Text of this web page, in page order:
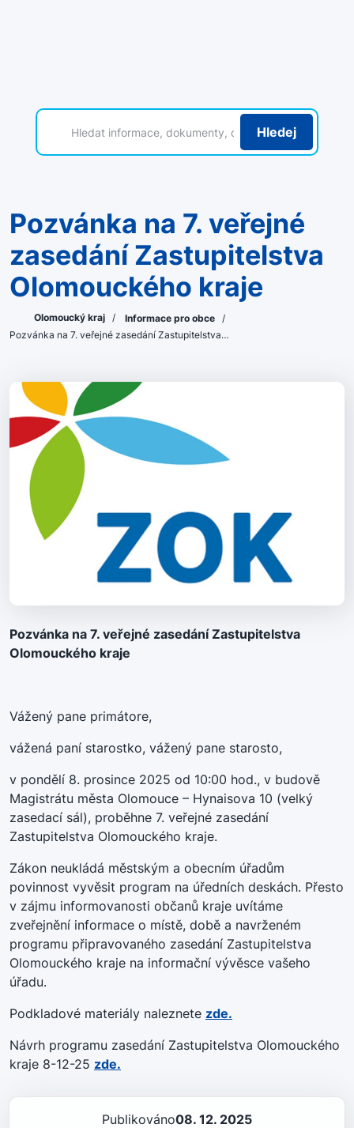
Hledej
Pozvánka na 7. veřejné
zasedání Zastupitelstva
Olomouckého kraje
Olomoucký kraj / Informace pro obce /
Pozvánka na 7. veřejné zasedání Zastupitelstva…
Pozvánka na 7. veřejné zasedání Zastupitelstva
Olomouckého kraje
Vážený pane primátore,
vážená paní starostko, vážený pane starosto,
v pondělí 8. prosince 2025 od 10:00 hod., v budově
Magistrátu města Olomouce – Hynaisova 10 (velký
zasedací sál), proběhne 7. veřejné zasedání
Zastupitelstva Olomouckého kraje.
Zákon neukládá městským a obecním úřadům
povinnost vyvěsit program na úředních deskách. Přesto
v zájmu informovanosti občanů kraje uvítáme
zveřejnění informace o místě, době a navrženém
programu připravovaného zasedání Zastupitelstva
Olomouckého kraje na informační vývěsce vašeho
úřadu.
Podkladové materiály naleznete zde.
Návrh programu zasedání Zastupitelstva Olomouckého
kraje 8-12-25 zde.
Publikováno08. 12. 2025